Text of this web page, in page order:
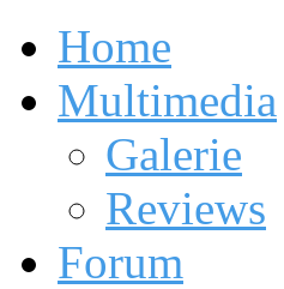
Home
Multimedia
Galerie
Reviews
Forum